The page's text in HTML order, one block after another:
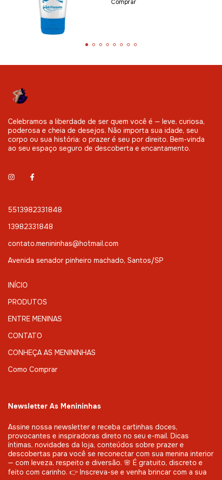
Celebramos a liberdade de ser quem você é — leve, curiosa,
poderosa e cheia de desejos. Não importa sua idade, seu
corpo ou sua história: o prazer é seu por direito. Bem-vinda
ao seu espaço seguro de descoberta e encantamento.
5513982331848
13982331848
contato.menininhas@hotmail.com
Avenida senador pinheiro machado, Santos/SP
INÍCIO
PRODUTOS
ENTRE MENINAS
CONTATO
CONHEÇA AS MENININHAS
Como Comprar
Newsletter As Menininhas
Assine nossa newsletter e receba cartinhas doces,
provocantes e inspiradoras direto no seu e-mail. Dicas
íntimas, novidades da loja, conteúdos sobre prazer e
descobertas para você se reconectar com sua menina interior
— com leveza, respeito e diversão. 🌸 É gratuito, discreto e
feito com carinho. 👉 Inscreva-se e venha brincar com a sua